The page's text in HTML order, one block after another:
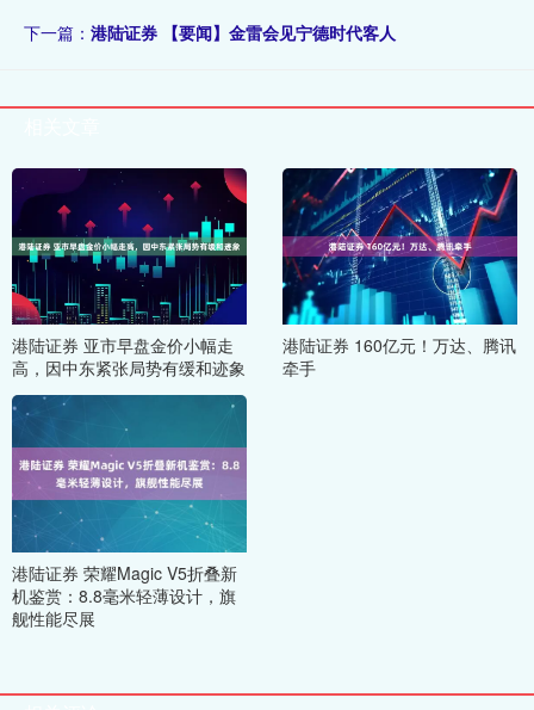
下一篇： 港陆证券 【要闻】金雷会见宁德时代客人
港陆证券 亚市早盘金价小幅走
高，因中东紧张局势有缓和迹象
港陆证券 160亿元！万达、腾讯
牵手
港陆证券 荣耀Magic V5折叠新
机鉴赏：8.8毫米轻薄设计，旗
舰性能尽展